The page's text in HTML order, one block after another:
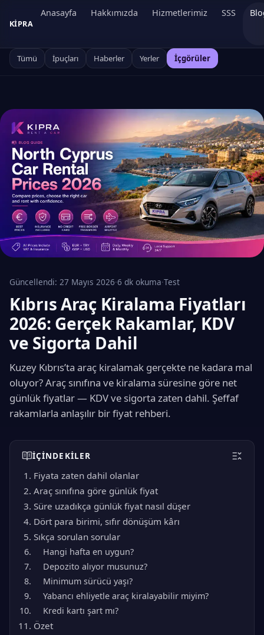
KIPRA
Anasayfa Hakkımızda Hizmetlerimiz SSS
Tümü İpuçları Haberler Yerler İçgörüler
Güncellendi: 27 Mayıs 2026·6 dk okuma·Test
Kıbrıs Araç Kiralama Fiyatları
2026: Gerçek Rakamlar, KDV
ve Sigorta Dahil
Kuzey Kıbrıs’ta araç kiralamak gerçekte ne kadara mal
oluyor? Araç sınıfına ve kiralama süresine göre net
günlük fiyatlar — KDV ve sigorta zaten dahil. Şeffaf
rakamlarla anlaşılır bir fiyat rehberi.
İÇINDEKILER
Fiyata zaten dahil olanlar
Araç sınıfına göre günlük fiyat
Süre uzadıkça günlük fiyat nasıl düşer
Dört para birimi, sıfır dönüşüm kârı
Sıkça sorulan sorular
Hangi hafta en uygun?
Depozito alıyor musunuz?
Minimum sürücü yaşı?
Yabancı ehliyetle araç kiralayabilir miyim?
Kredi kartı şart mı?
Özet